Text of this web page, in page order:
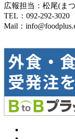
広報担当：松尾(ま
TEL：092-292-3020
Mail：